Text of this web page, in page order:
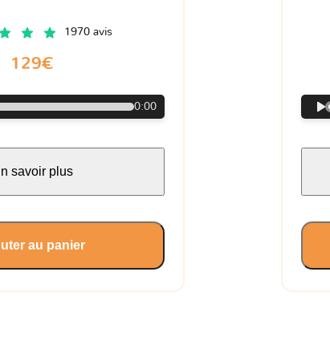
1970 avis
129€
0:00
savoir plus
au panier